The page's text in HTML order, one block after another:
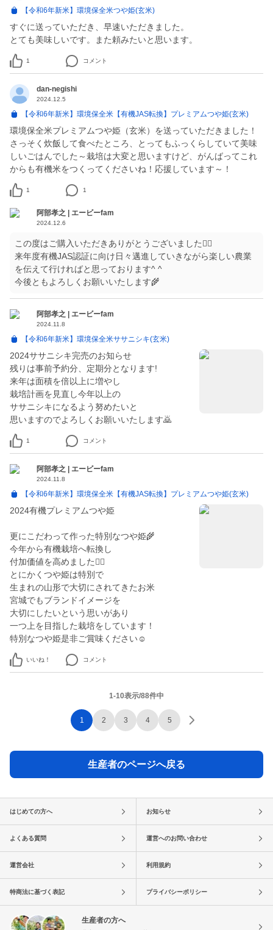
【令和6年新米】環境保全米つや姫(玄米)
すぐに送っていただき、早速いただきました。
とても美味しいです。また頼みたいと思います。
1 コメント
dan-negishi
2024.12.5
【令和6年新米】環境保全米【有機JAS転換】プレミアムつや姫(玄米)
環境保全米プレミアムつや姫（玄米）を送っていただきました！
さっそく炊飯して食べたところ、とってもふっくらしていて美味
しいごはんでした～栽培は大変と思いますけど、がんばってこれ
からも有機米をつくってくださいね！応援しています～！
1 1
阿部孝之 | エービーfam
2024.12.6
この度はご購入いただきありがとうございました🙇‍♀️
来年度有機JAS認証に向け日々邁進していきながら楽しい農業
を伝えて行ければと思っております^ ^
今後ともよろしくお願いいたします🌾
阿部孝之 | エービーfam
2024.11.8
【令和6年新米】環境保全米ササニシキ(玄米)
2024ササニシキ完売のお知らせ
残りは事前予約分、定期分となります!
来年は面積を倍以上に増やし
栽培計画を見直し今年以上の
ササニシキになるよう努めたいと
思いますのでよろしくお願いいたします🙇
1 コメント
阿部孝之 | エービーfam
2024.11.8
【令和6年新米】環境保全米【有機JAS転換】プレミアムつや姫(玄米)
2024有機プレミアムつや姫
更にこだわって作った特別なつや姫🌾
今年から有機栽培へ転換し
付加価値を高めました🙋‍♂️
とにかくつや姫は特別で
生まれの山形で大切にされてきたお米
宮城でもブランドイメージを
大切にしたいという思いがあり
一つ上を目指した栽培をしています！
特別なつや姫是非ご賞味ください☺️
いいね！ コメント
1-10表示/88件中
1 2 3 4 5
生産者のページへ戻る
はじめての方へ お知らせ
よくある質問 運営へのお問い合わせ
運営会社 利用規約
特商法に基づく表記 プライバシーポリシー
生産者の方へ